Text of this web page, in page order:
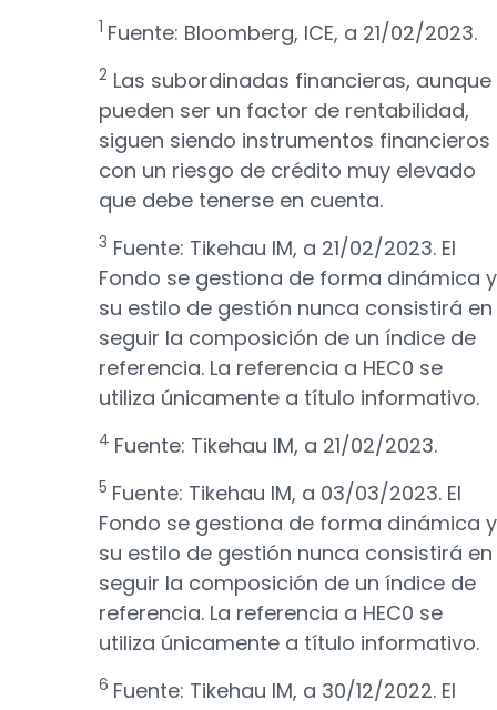
1 Fuente: Bloomberg, ICE, a 21/02/2023.
2 Las subordinadas financieras, aunque
pueden ser un factor de rentabilidad,
siguen siendo instrumentos financieros
con un riesgo de crédito muy elevado
que debe tenerse en cuenta.
3 Fuente: Tikehau IM, a 21/02/2023. El
Fondo se gestiona de forma dinámica y
su estilo de gestión nunca consistirá en
seguir la composición de un índice de
referencia. La referencia a HEC0 se
utiliza únicamente a título informativo.
4 Fuente: Tikehau IM, a 21/02/2023.
5 Fuente: Tikehau IM, a 03/03/2023. El
Fondo se gestiona de forma dinámica y
su estilo de gestión nunca consistirá en
seguir la composición de un índice de
referencia. La referencia a HEC0 se
utiliza únicamente a título informativo.
6 Fuente: Tikehau IM, a 30/12/2022. El